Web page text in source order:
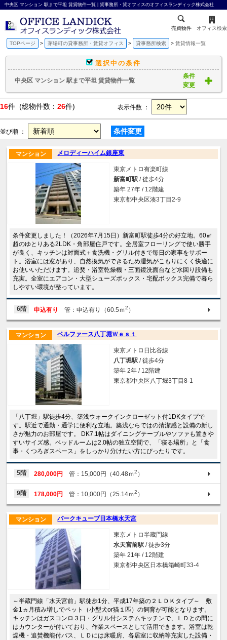
中央区 マンション 駅まで平坦 賃貸物件一覧 | 貸事務所・貸オフィスのオフィスランディック株式会社
売買物件 オフィス検索
TOPページ 茅場町の貸事務所・賃貸オフィス 貸事務所検索 賃貸情報一覧
選択中の条件
中央区 マンション 駅まで平坦 賃貸物件一覧
条件
変更
16件 (総物件数： 26件) 表示件数 ：
並び順 ： 条件変更
メロディーハイム銀座東
マンション
東京メトロ有楽町線
新富町駅 / 徒歩4分
築年 27年 / 12階建
東京都中央区湊3丁目2-9
条件変更しました！（2026年7月15日）新富町駅徒歩4分の好立地。60㎡
超のゆとりある2LDK・角部屋住戸です。全居室フローリングで使い勝手
が良く、キッチンは対面式＋食洗機・グリル付きで毎日の家事をサポー
ト。浴室には窓があり、自然換気ができるため湿気がこもりにくく快適に
お使いいただけます。追焚・浴室乾燥機・三面鏡洗面台など水回り設備も
充実。全室にエアコン・大型シューズボックス・宅配ボックス完備で暮ら
しやすい環境が整っています。
6階 申込有り 管：申込有り（60.5ｍ2 ）
ベルファース八丁堀Ｗｅｓｔ
マンション
東京メトロ日比谷線
八丁堀駅 / 徒歩4分
築年 2年 / 12階建
東京都中央区八丁堀3丁目8-1
「八丁堀」駅徒歩4分、築浅ウォークインクローゼット付1DKタイプで
す。駅近で通勤・通学に便利な立地。築浅ならではの清潔感と設備の新し
さが魅力のお部屋です。 DK7.1帖はダイニングテーブルやソファも置きや
すいサイズ感。ベッドルームは2.0帖の独立空間で、「寝る場所」と「食
事・くつろぎスペース」をしっかり分けたい方にぴったりです。
5階 280,000円 管：15,000円（40.48ｍ2 ）
9階 178,000円 管：10,000円（25.14ｍ2 ）
パークキューブ日本橋水天宮
マンション
東京メトロ半蔵門線
水天宮前駅 / 徒歩3分
築年 21年 / 12階建
東京都中央区日本橋箱崎町33-4
～半蔵門線「水天宮前」駅徒歩1分、平成17年築の２ＬＤＫタイプ～ 敷
金1ヵ月積み増しでペット（小型犬or猫１匹）の飼育が可能となります。
キッチンはガスコンロ３口・グリル付システムキッチンで、ＬＤとの間に
はカウンターが付いており、作業スペースとして活用できます。浴室は乾
燥機・追焚機能付バス、ＬＤには床暖房、各居室に収納等充実した設備・